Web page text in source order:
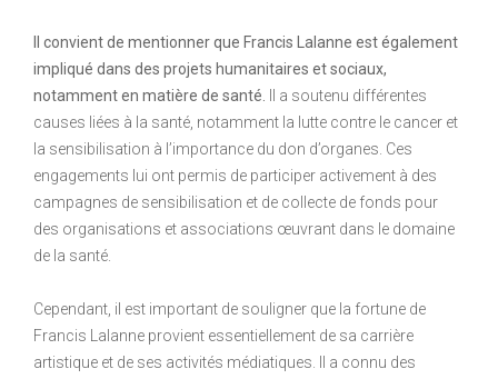
Il convient de mentionner que Francis Lalanne est également
impliqué dans des projets humanitaires et sociaux,
notamment en matière de santé.
Il a soutenu différentes
causes liées à la santé, notamment la lutte contre le cancer et
la sensibilisation à l’importance du don d’organes. Ces
engagements lui ont permis de participer activement à des
campagnes de sensibilisation et de collecte de fonds pour
des organisations et associations œuvrant dans le domaine
de la santé.
Cependant, il est important de souligner que la fortune de
Francis Lalanne provient essentiellement de sa carrière
artistique et de ses activités médiatiques. Il a connu des